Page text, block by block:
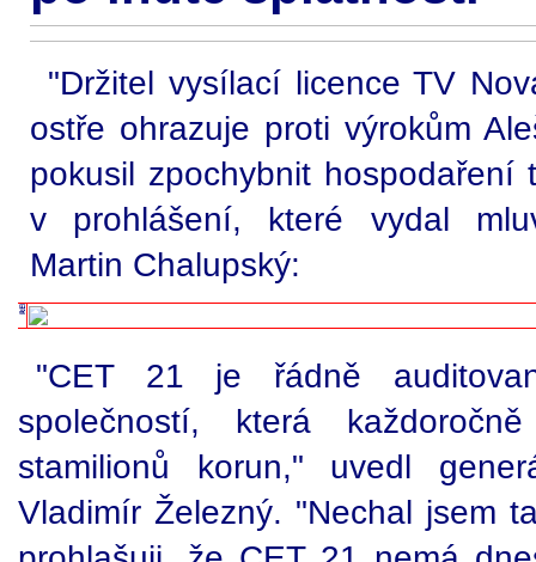
"Držitel vysílací licence TV
ostře ohrazuje proti výrokům
pokusil zpochybnit
v prohlášení, které vydal
Martin Chalupský:
"CET 21 je řádně
společností, která
stamilionů korun," uvedl
Vladimír Železný. "Nechal jsem